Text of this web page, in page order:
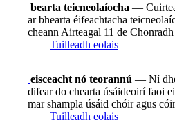
bearta teicneolaíocha —
ar bhearta éifeachtacha
cheann Airteagal 11 de
Tuilleadh eolais
eisceacht nó teorannú — Ní
difear do chearta úsáideoirí faoi
mar shampla úsáid chóir agus
Tuilleadh eolais